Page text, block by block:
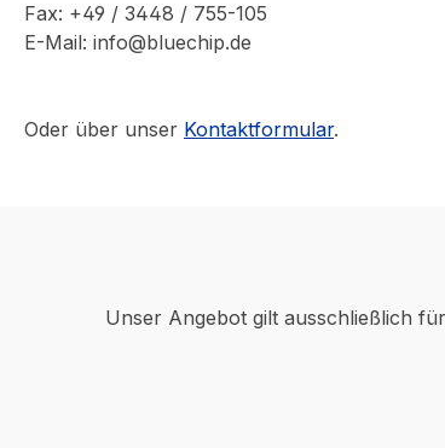
Fax: +49 / 3448 / 755-105
E-Mail: info@bluechip.de
Oder über unser Kontaktformular.
Unser Angebot gilt ausschließlich